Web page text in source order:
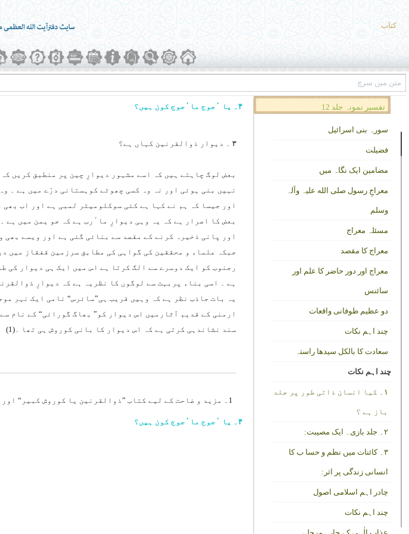
کتاب
تفسیر نمونہ جلد 12
سورہ بنی اسرائیل
فضیلت
مضامین ایک نگاہ میں
معراجِ رسول صلی الله علیہ وآلہ
وسلم
مسئلہ معراج
معراج کا مقصد
معراج اور دور حاضر کا علم اور
سائنس
دو عظیم طوفانی واقعات
چند اہم نکات
سعادت کا بالکل سیدھا راستہ
چند اہم نکات
۱۔ کیا انسان ذاتی طور پر جلد
باز ہے ؟
۲۔ جلد بازی۔ ایک مصیبت:
۳۔ کائنات میں نظم و حسا ب کا
انسانی زندگی پر اثر:
چادر اہم اسلامی اصول
چند اہم نکات
۴۔ یا ٴجوج ماٴجوج کون ہیں؟
۳ ۔ دیوار ذوالقرنین کہاں ہے؟
بعض لوگ چاہتے ہیں کہ اسے مشہور دیوارِ چین پر منطبق کریں
نہیں بنی ہوئی اور نہ وہ کسی چھوٹے کوہستانی درّے میں ہے ۔
اور جیسا کہ ہم نے کہا ہے کئی سوکلومیٹر لمبی ہے اور اب بھی
بعض کا اصرار ہے کہ یہ وہی دیوارِ ماٴرب ہے کہ جو یمن میں
اور پانی ذخیرہ کرنے کے مقصد سے بنائی گئی ہے اور ویسے بھی
جبکہ علماء و محققین کی گواہی کی مطابق سرزمین قفقاز میں
رجنوب کو ایک دوسرے سے الگ کرتا ہے اس میں ایک ہی دیوار کی
ہے ۔ اسی بناء پربہت سے لوگوں کا نظریہ ہے کہ دیوارِ
یہ بات جاذب نظر ہے کہ وہیں قریب ہی”سائرس“ نامی ایک نہر
ارمنی کے قدیم آثارمیں اس دیوار کو” بھاگ گورائی“ کے نام
سند نشاندہی کرتی ہے کہ اس دیوار کا بانی کوروش ہی تھا ۔(1)
۴۔ یا ٴجوج ماٴجوج کون ہیں؟